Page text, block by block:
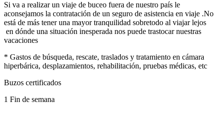
Si va a realizar un viaje de buceo fuera de nuestro país le
aconsejamos la contratación de un seguro de asistencia en viaje .No
está de más tener una mayor tranquilidad sobretodo al viajar lejos
en dónde una situación inesperada nos puede trastocar nuestras
vacaciones
* Gastos de búsqueda, rescate, traslados y tratamiento en cámara
hiperbárica, desplazamientos, rehabilitación, pruebas médicas, etc
Buzos certificados
1 Fin de semana